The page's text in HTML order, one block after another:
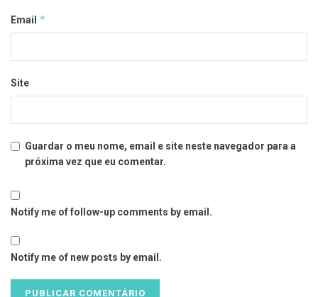
Email *
Site
Guardar o meu nome, email e site neste navegador para a
próxima vez que eu comentar.
Notify me of follow-up comments by email.
Notify me of new posts by email.